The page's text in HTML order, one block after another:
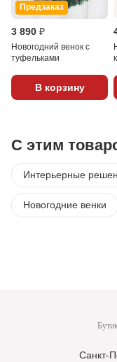
Предзаказ
3 890 ₽
Новогодний венок с
туфельками
В корзину
С этим
Интерьерные
Новогодние венки
Санкт-